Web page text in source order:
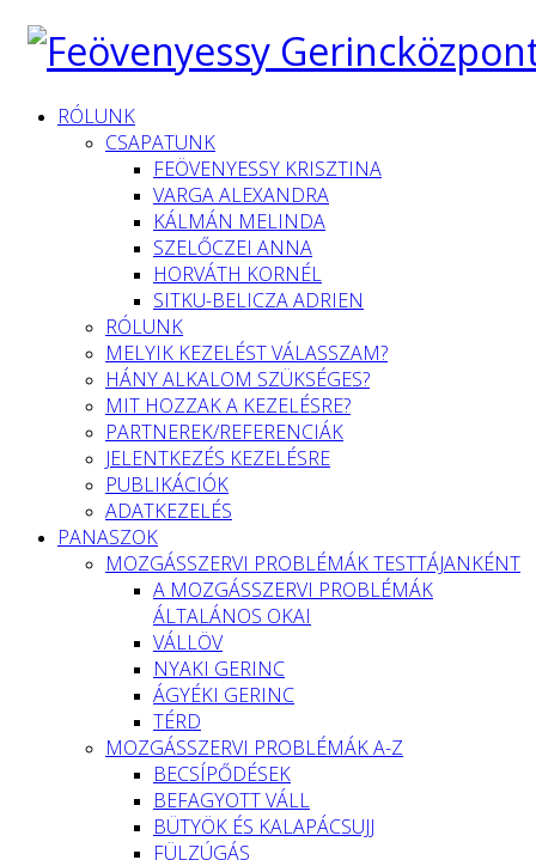
RÓLUNK
CSAPATUNK
FEÖVENYESSY KRISZTINA
VARGA ALEXANDRA
KÁLMÁN MELINDA
SZELŐCZEI ANNA
HORVÁTH KORNÉL
SITKU-BELICZA ADRIEN
RÓLUNK
MELYIK KEZELÉST VÁLASSZAM?
HÁNY ALKALOM SZÜKSÉGES?
MIT HOZZAK A KEZELÉSRE?
PARTNEREK/REFERENCIÁK
JELENTKEZÉS KEZELÉSRE
PUBLIKÁCIÓK
ADATKEZELÉS
PANASZOK
MOZGÁSSZERVI PROBLÉMÁK TESTTÁJANKÉNT
A MOZGÁSSZERVI PROBLÉMÁK
ÁLTALÁNOS OKAI
VÁLLÖV
NYAKI GERINC
ÁGYÉKI GERINC
TÉRD
MOZGÁSSZERVI PROBLÉMÁK A-Z
BECSÍPŐDÉSEK
BEFAGYOTT VÁLL
BÜTYÖK ÉS KALAPÁCSUJJ
FÜLZÚGÁS